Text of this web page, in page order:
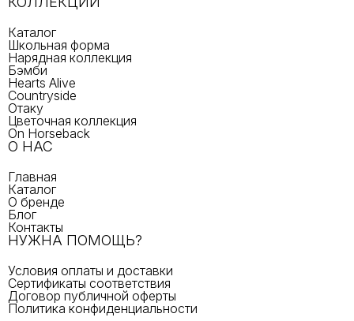
Каталог
Школьная форма
Нарядная коллекция
Бэмби
Hearts Alive
Countryside
Отаку
Цветочная коллекция
On Horseback
О НАС
Главная
Каталог
О бренде
Блог
Контакты
НУЖНА ПОМОЩЬ?
Условия оплаты и доставки
Сертификаты соответствия
Договор публичной оферты
Политика конфиденциальности